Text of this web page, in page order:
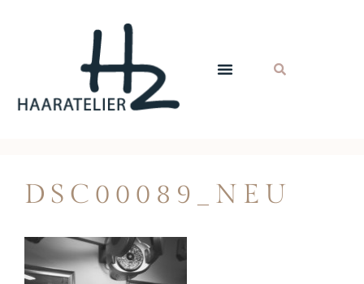
DSC00089_NEU